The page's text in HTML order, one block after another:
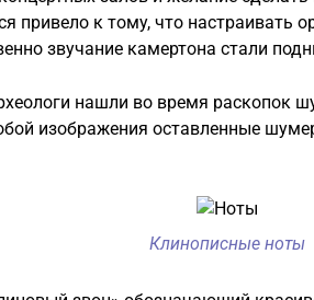
привело к тому, что настраивать
звучание камертона стали
нашли во время раскопок
изображения оставленные
Клинописные ноты